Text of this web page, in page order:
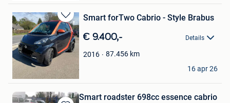
Bewaren
in
Mijn
Favorieten
Smart forTwo Cabrio - Style Brabus
€ 9.400,- Details
2016 87.456 km
Dk
Theux
16 apr 26
Smart roadster 698cc essence cabrio